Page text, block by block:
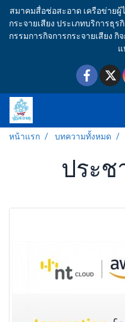
สมาคมสื่อช่อสะอาด เครือข่าย
กระจายเสียง ประเภทบริการธุ
กรรมการกิจการกระจายเสียง
แ
หน้าแรก บทความทั้งหมด
ประ